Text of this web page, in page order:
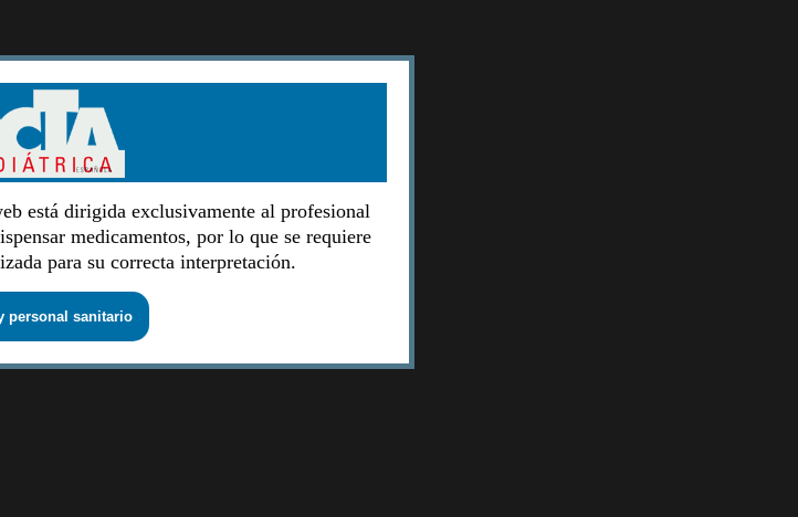
está dirigida exclusivamente al profesional
medicamentos, por lo que se requiere
para su correcta interpretación.
personal sanitario